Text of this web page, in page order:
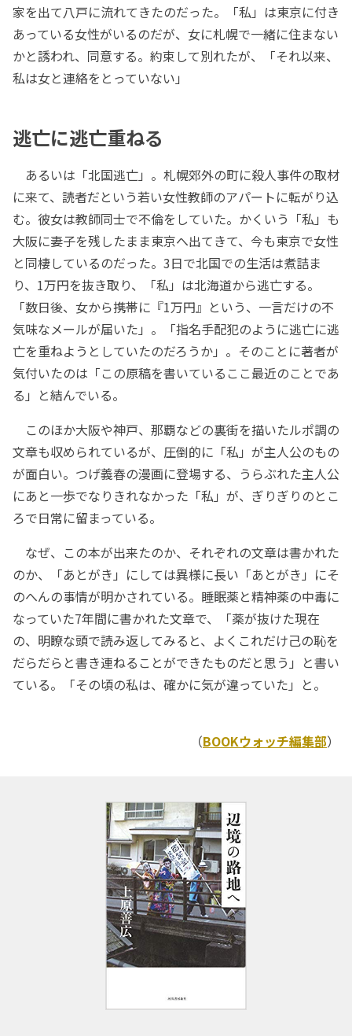
家を出て八戸に流れてきたのだった。「私」は東京に付き
あっている女性がいるのだが、女に札幌で一緒に住まない
かと誘われ、同意する。約束して別れたが、「それ以来、
私は女と連絡をとっていない」
逃亡に逃亡重ねる
あるいは「北国逃亡」。札幌郊外の町に殺人事件の取材
に来て、読者だという若い女性教師のアパートに転がり込
む。彼女は教師同士で不倫をしていた。かくいう「私」も
大阪に妻子を残したまま東京へ出てきて、今も東京で女性
と同棲しているのだった。3日で北国での生活は煮詰ま
り、1万円を抜き取り、「私」は北海道から逃亡する。
「数日後、女から携帯に『1万円』という、一言だけの不
気味なメールが届いた」。「指名手配犯のように逃亡に逃
亡を重ねようとしていたのだろうか」。そのことに著者が
気付いたのは「この原稿を書いているここ最近のことであ
る」と結んでいる。
このほか大阪や神戸、那覇などの裏街を描いたルポ調の
文章も収められているが、圧倒的に「私」が主人公のもの
が面白い。つげ義春の漫画に登場する、うらぶれた主人公
にあと一歩でなりきれなかった「私」が、ぎりぎりのとこ
ろで日常に留まっている。
なぜ、この本が出来たのか、それぞれの文章は書かれた
のか、「あとがき」にしては異様に長い「あとがき」にそ
のへんの事情が明かされている。睡眠薬と精神薬の中毒に
なっていた7年間に書かれた文章で、「薬が抜けた現在
の、明瞭な頭で読み返してみると、よくこれだけ己の恥を
だらだらと書き連ねることができたものだと思う」と書い
ている。「その頃の私は、確かに気が違っていた」と。
（BOOKウォッチ編集部）